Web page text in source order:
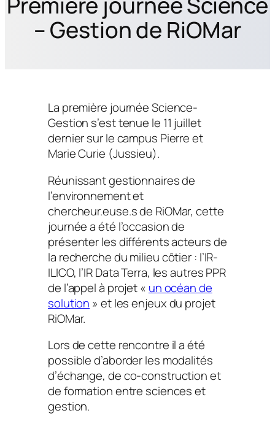
– Gestion de RiOMar
La première journée Science-
Gestion s’est tenue le 11 juillet
dernier sur le campus Pierre et
Marie Curie (Jussieu).
Réunissant gestionnaires de
l’environnement et
chercheur.euse.s de RiOMar, cette
journée a été l’occasion de
présenter les différents acteurs de
la recherche du milieu côtier : l’IR-
ILICO, l’IR Data Terra, les autres PPR
de l’appel à projet « un océan de
solution » et les enjeux du projet
RiOMar.
Lors de cette rencontre il a été
possible d’aborder les modalités
d’échange, de co-construction et
de formation entre sciences et
gestion.